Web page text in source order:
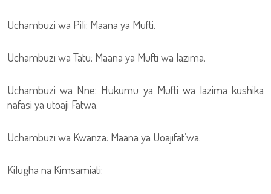
Uchambuzi wa Pili: Maana ya Mufti.
Uchambuzi wa Tatu: Maana ya Mufti wa lazima.
Uchambuzi wa Nne: Hukumu ya Mufti wa lazima kushika
nafasi ya utoaji Fatwa.
Uchambuzi wa Kwanza: Maana ya Uoajifat’wa.
Kilugha na Kimsamiati: